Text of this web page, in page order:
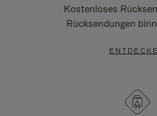
Kostenloses
Rücksendungen